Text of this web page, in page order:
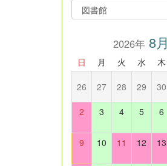
2026年8月
日 月 火 水 木
26 27 28 29 30
2 3 4 5 6
9 10 11 12 13